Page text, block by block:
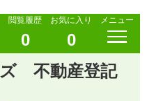
閲覧履歴
0
お気に入り
0
メニュー
不動産登記